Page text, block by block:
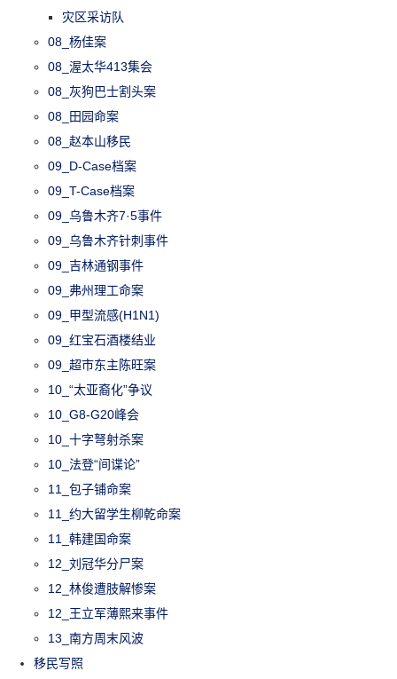
灾区采访队
08_杨佳案
08_渥太华413集会
08_灰狗巴士割头案
08_田园命案
08_赵本山移民
09_D-Case档案
09_T-Case档案
09_乌鲁木齐7·5事件
09_乌鲁木齐针刺事件
09_吉林通钢事件
09_弗州理工命案
09_甲型流感(H1N1)
09_红宝石酒楼结业
09_超市东主陈旺案
10_“太亚裔化”争议
10_G8-G20峰会
10_十字弩射杀案
10_法登“间谍论”
11_包子铺命案
11_约大留学生柳乾命案
11_韩建国命案
12_刘冠华分尸案
12_林俊遭肢解惨案
12_王立军薄熙来事件
13_南方周末风波
移民写照